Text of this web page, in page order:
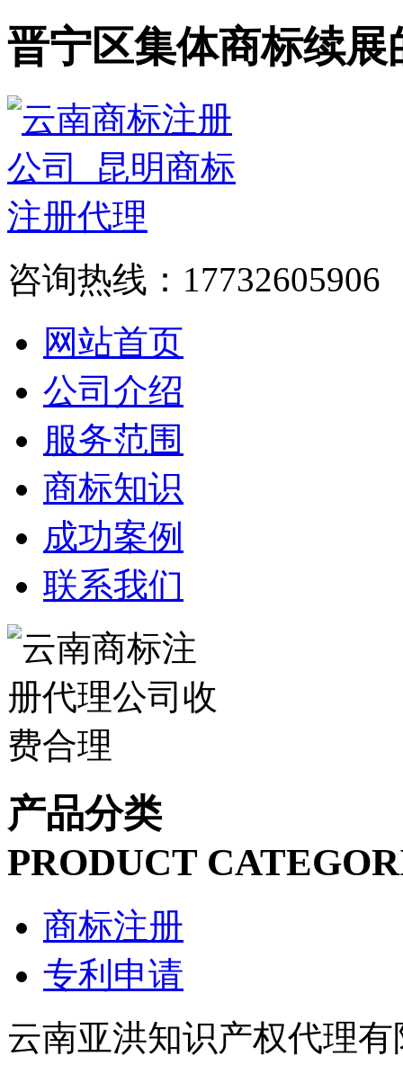
晋宁区集体商标续
咨询热线：17732605906
网站首页
公司介绍
服务范围
商标知识
成功案例
联系我们
产品分类
PRODUCT
商标注册
专利申请
云南亚洪知识产权代理有